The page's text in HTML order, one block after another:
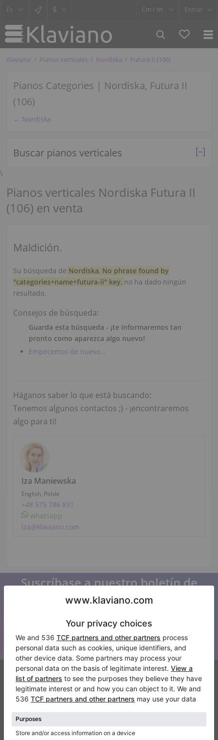
$ Cm / In Entrar
Klaviano Pianos verticales Nordiska Futura II (106)
Pianos Categories | Nordiska, Futura II
(106)
← Nordiska
Buscar pianos verticales
\
Pianos verticales Nordiska Futura II
(106) en venta
Maldición.
Su búsqueda de Nordiska, No phrase found by
"categories+name+futura-ii" key, no ha dado ningún
resultado.
Consejos de búsqueda:
Guarda esta búsqueda - ¡te informaremos tan
pronto como aparezca algo nuevo!
Empecemos de nuevo...
Háganos saber lo que está buscando:
Tenemos algunos contactos ;) - ¡encontraremos
algo para ti!
Iza Maniewska
English, Polski
+48 575 786 831
whatsapp
iza@klaviano.com
Suscríbase a nuestro boletín de
noticias
Manténgase al día con todas las noticias de Klaviano
Klaviano
Contacto